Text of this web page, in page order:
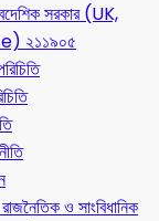
সরকার (UK,
২১১৯০৫
ও সাংবিধানিক